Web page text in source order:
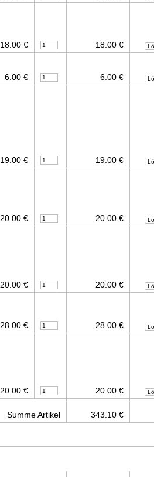
18.00 € 18.00 €
6.00 € 6.00 €
19.00 € 19.00 €
20.00 € 20.00 €
20.00 € 20.00 €
28.00 € 28.00 €
20.00 € 20.00 €
Summe Artikel 343.10 €